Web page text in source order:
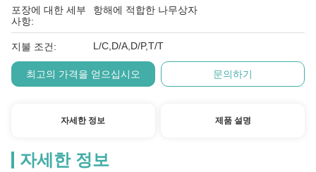
포장에 대한 세부
사항:
항해에 적합한 나무상자
지불 조건: L/C,D/A,D/P,T/T
최고의 가격을 얻으십시오 문의하기
자세한 정보 제품 설명
자세한 정보